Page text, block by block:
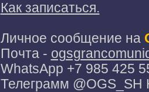
Как записаться.
Личное сообщение на
Почта -
WhatsApp +7 985 425
Телеграмм @OGS_SH